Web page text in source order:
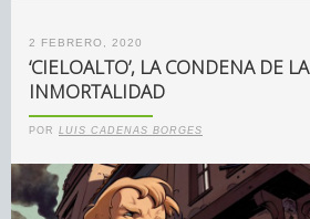
2 FEBRERO, 2020
‘CIELOALTO’, LA CONDENA DE LA
INMORTALIDAD
POR LUIS CADENAS BORGES